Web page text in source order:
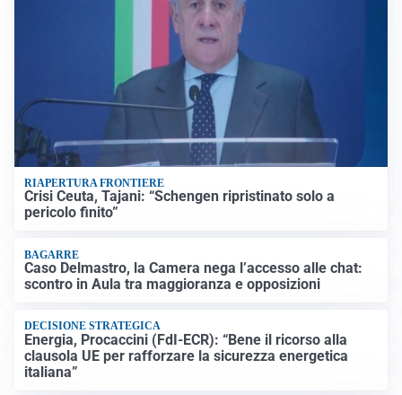
RIAPERTURA FRONTIERE
Crisi Ceuta, Tajani: “Schengen ripristinato solo a
pericolo finito”
BAGARRE
Caso Delmastro, la Camera nega l’accesso alle chat:
scontro in Aula tra maggioranza e opposizioni
DECISIONE STRATEGICA
Energia, Procaccini (FdI-ECR): “Bene il ricorso alla
clausola UE per rafforzare la sicurezza energetica
italiana”